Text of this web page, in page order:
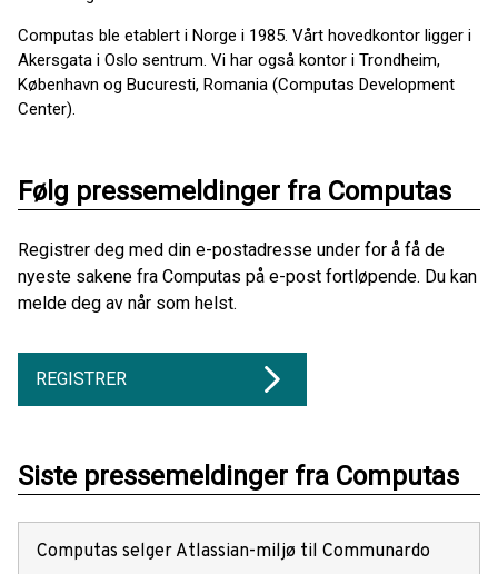
Computas ble etablert i Norge i 1985. Vårt hovedkontor ligger i
Akersgata i Oslo sentrum. Vi har også kontor i Trondheim,
København og Bucuresti, Romania (Computas Development
Center).
Følg pressemeldinger fra Computas
Registrer deg med din e-postadresse under for å få de
nyeste sakene fra Computas på e-post fortløpende. Du kan
melde deg av når som helst.
REGISTRER
Siste pressemeldinger fra Computas
Computas selger Atlassian-miljø til Communardo